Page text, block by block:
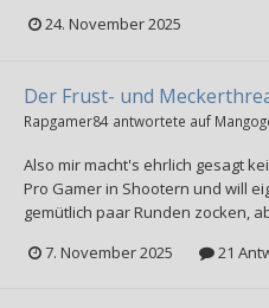
24. November 2025
Der Frust- und
Rapgamer84 antwortete auf
Also mir macht's ehrlich gesagt
Pro Gamer in Shootern und will
gemütlich paar Runden zocken,
7. November 2025
21